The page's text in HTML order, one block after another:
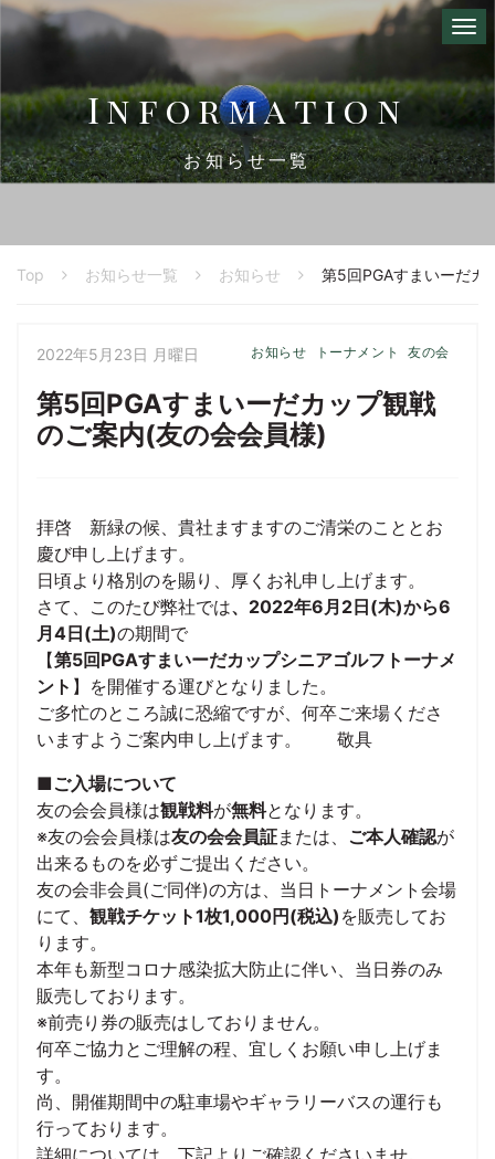
Information
お知らせ一覧
Top お知らせ一覧 お知らせ 第5回PGAすまいーだカ
2022年5月23日 月曜日 お知らせ トーナメント 友の会
第5回PGAすまいーだカップ観戦
のご案内(友の会会員様)
拝啓 新緑の候、貴社ますますのご清栄のこととお
慶び申し上げます。
日頃より格別のを賜り、厚くお礼申し上げます。
さて、このたび弊社では、2022年6月2日(木)から6
月4日(土)の期間で
【第5回PGAすまいーだカップシニアゴルフトーナメ
ント 】を開催する運びとなりました。
ご多忙のところ誠に恐縮ですが、何卒ご来場くださ
いますようご案内申し上げます。 敬具
■ご入場について
友の会会員様は観戦料が無料となります。
※友の会会員様は友の会会員証または、 ご本人確認が
出来るものを必ずご提出ください。
友の会非会員(ご同伴)の方は、当日トーナメント会場
にて、 観戦チケット1枚1,000円(税込) を販売してお
ります。
本年も新型コロナ感染拡大防止に伴い、当日券のみ
販売しております。
※前売り券の販売はしておりません。
何卒ご協力とご理解の程、宜しくお願い申し上げま
す。
尚、開催期間中の駐車場やギャラリーバスの運行も
行っております。
詳細については、下記よりご確認くださいませ。